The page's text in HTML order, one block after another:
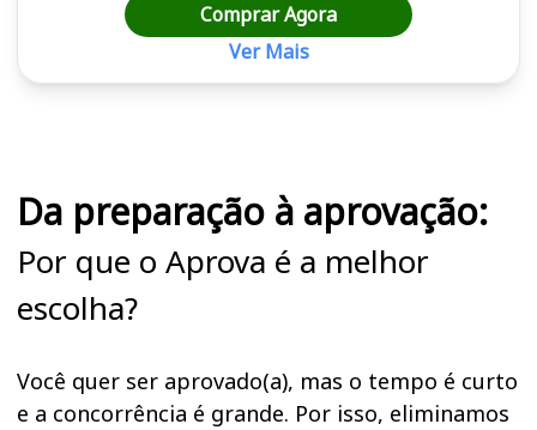
Comprar Agora
Ver Mais
Da preparação à aprovação:
Por que o Aprova é a melhor
escolha?
Você quer ser aprovado(a), mas o tempo é curto
e a concorrência é grande. Por isso, eliminamos